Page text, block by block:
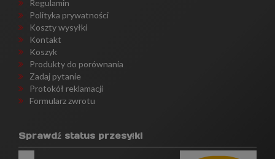
Regulamin
Polityka prywatności
Koszty wysyłki
Kontakt
Koszyk
Produkty do porównania
Zadaj pytanie
Protokół reklamacji
Formularz zwrotu
Sprawdź status przesyłki